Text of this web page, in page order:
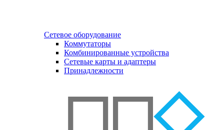
Сетевое оборудование
Коммутаторы
Комбинированные устройства
Сетевые карты и адаптеры
Принадлежности